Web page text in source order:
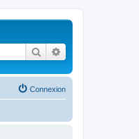
Rechercher
Connexion